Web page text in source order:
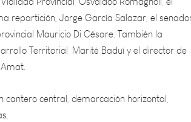
Mauricio Di Césare. También la
Territorial, Marité Baduí y el director de
central, demarcación horizontal,